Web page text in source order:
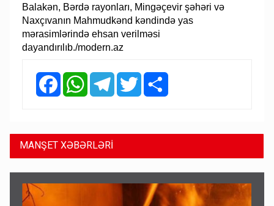
Balakən, Bərdə rayonları, Mingəçevir şəhəri və
Naxçıvanın Mahmudkənd kəndində yas
mərasimlərində ehsan verilməsi
dayandırılıb./modern.az
FacebookWhatsAppTelegramTwitter
MANŞET XƏBƏRLƏRİ